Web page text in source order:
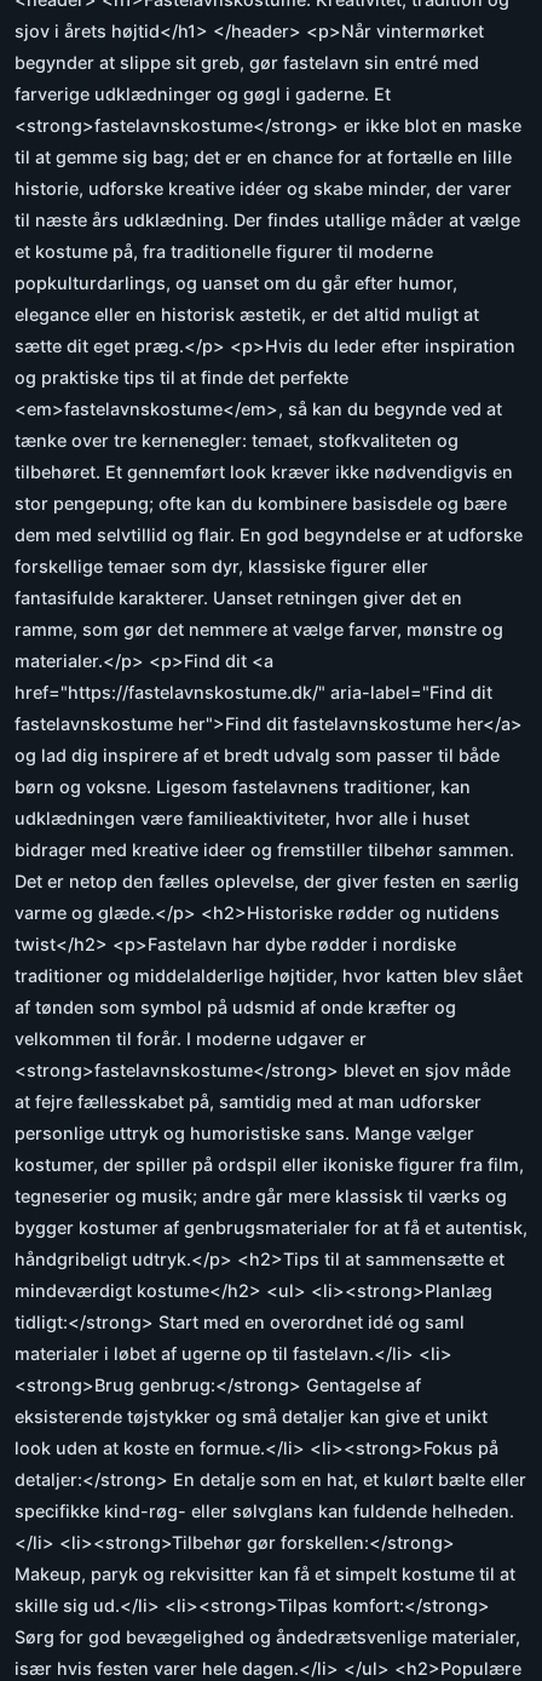
sjov i årets højtid</h1> </header> <p>Når vintermørket
begynder at slippe sit greb, gør fastelavn sin entré med
farverige udklædninger og gøgl i gaderne. Et
<strong>fastelavnskostume</strong> er ikke blot en maske
til at gemme sig bag; det er en chance for at fortælle en lille
historie, udforske kreative idéer og skabe minder, der varer
til næste års udklædning. Der findes utallige måder at vælge
et kostume på, fra traditionelle figurer til moderne
popkulturdarlings, og uanset om du går efter humor,
elegance eller en historisk æstetik, er det altid muligt at
sætte dit eget præg.</p> <p>Hvis du leder efter inspiration
og praktiske tips til at finde det perfekte
<em>fastelavnskostume</em>, så kan du begynde ved at
tænke over tre kernenegler: temaet, stofkvaliteten og
tilbehøret. Et gennemført look kræver ikke nødvendigvis en
stor pengepung; ofte kan du kombinere basisdele og bære
dem med selvtillid og flair. En god begyndelse er at udforske
forskellige temaer som dyr, klassiske figurer eller
fantasifulde karakterer. Uanset retningen giver det en
ramme, som gør det nemmere at vælge farver, mønstre og
materialer.</p> <p>Find dit <a
href="https://fastelavnskostume.dk/" aria-label="Find dit
fastelavnskostume her">Find dit fastelavnskostume her</a>
og lad dig inspirere af et bredt udvalg som passer til både
børn og voksne. Ligesom fastelavnens traditioner, kan
udklædningen være familieaktiviteter, hvor alle i huset
bidrager med kreative ideer og fremstiller tilbehør sammen.
Det er netop den fælles oplevelse, der giver festen en særlig
varme og glæde.</p> <h2>Historiske rødder og nutidens
twist</h2> <p>Fastelavn har dybe rødder i nordiske
traditioner og middelalderlige højtider, hvor katten blev slået
af tønden som symbol på udsmid af onde kræfter og
velkommen til forår. I moderne udgaver er
<strong>fastelavnskostume</strong> blevet en sjov måde
at fejre fællesskabet på, samtidig med at man udforsker
personlige uttryk og humoristiske sans. Mange vælger
kostumer, der spiller på ordspil eller ikoniske figurer fra film,
tegneserier og musik; andre går mere klassisk til værks og
bygger kostumer af genbrugsmaterialer for at få et autentisk,
håndgribeligt udtryk.</p> <h2>Tips til at sammensætte et
mindeværdigt kostume</h2> <ul> <li><strong>Planlæg
tidligt:</strong> Start med en overordnet idé og saml
materialer i løbet af ugerne op til fastelavn.</li> <li>
<strong>Brug genbrug:</strong> Gentagelse af
eksisterende tøjstykker og små detaljer kan give et unikt
look uden at koste en formue.</li> <li><strong>Fokus på
detaljer:</strong> En detalje som en hat, et kulørt bælte eller
specifikke kind-røg- eller sølvglans kan fuldende helheden.
</li> <li><strong>Tilbehør gør forskellen:</strong>
Makeup, paryk og rekvisitter kan få et simpelt kostume til at
skille sig ud.</li> <li><strong>Tilpas komfort:</strong>
Sørg for god bevægelighed og åndedrætsvenlige materialer,
især hvis festen varer hele dagen.</li> </ul> <h2>Populære